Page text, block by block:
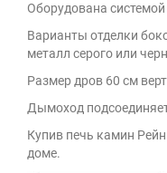
Оборудована системой
Варианты отделки
металл серого или
Размер дров 60 см
Дымоход
Купив печь камин
доме.